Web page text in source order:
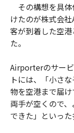
その構想を具体
けたのが株式会
客が到着した空
た。
Airporterのサー
トには、「小さ
物を空港まで届
両手が空くので
できた」といっ